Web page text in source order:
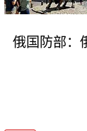
俄国防部：